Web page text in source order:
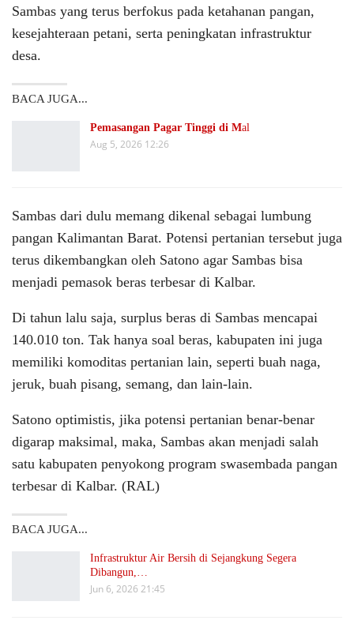
Sambas yang terus berfokus pada ketahanan pangan,
kesejahteraan petani, serta peningkatan infrastruktur
desa.
BACA JUGA...
Pemasangan Pagar Tinggi di Mal
Aug 5, 2026 12:26
Sambas dari dulu memang dikenal sebagai lumbung
pangan Kalimantan Barat. Potensi pertanian tersebut juga
terus dikembangkan oleh Satono agar Sambas bisa
menjadi pemasok beras terbesar di Kalbar.
Di tahun lalu saja, surplus beras di Sambas mencapai
140.010 ton. Tak hanya soal beras, kabupaten ini juga
memiliki komoditas pertanian lain, seperti buah naga,
jeruk, buah pisang, semang, dan lain-lain.
Satono optimistis, jika potensi pertanian benar-benar
digarap maksimal, maka, Sambas akan menjadi salah
satu kabupaten penyokong program swasembada pangan
terbesar di Kalbar. (RAL)
BACA JUGA...
Infrastruktur Air Bersih di Sejangkung Segera
Dibangun,…
Jun 6, 2026 21:45